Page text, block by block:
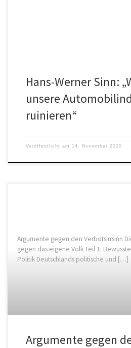
Hans-Werner Sinn:
unsere
ruinieren“
Veröffentlicht am 14. November 2020
Argumente gegen den Verbotsirrsinn
gegen das eigene Volk Teil 1:
Politik Deutschlands politische und […]
Argumente gegen